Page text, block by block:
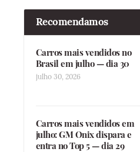
Recomendamos
Carros mais vendidos no
Brasil em julho — dia 30
julho 30, 2026
Carros mais vendidos em
julho: GM Onix dispara e
entra no Top 5 — dia 29